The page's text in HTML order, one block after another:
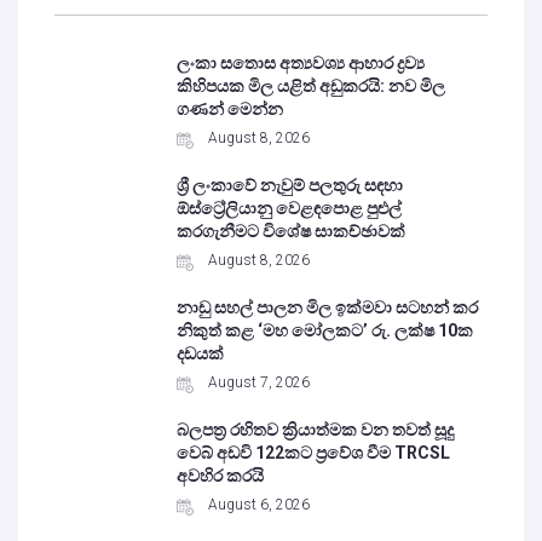
ලංකා සතොස අත්‍යවශ්‍ය ආහාර ද්‍රව්‍ය
කිහිපයක මිල යළිත් අඩුකරයි: නව මිල
ගණන් මෙන්න
August 8, 2026
ශ්‍රී ලංකාවේ නැවුම් පලතුරු සඳහා
ඕස්ට්‍රේලියානු වෙළඳපොළ පුළුල්
කරගැනීමට විශේෂ සාකච්ඡාවක්
August 8, 2026
නාඩු සහල් පාලන මිල ඉක්මවා සටහන් කර
නිකුත් කළ ‘මහ මෝලකට’ රු. ලක්ෂ 10ක
දඩයක්
August 7, 2026
බලපත්‍ර රහිතව ක්‍රියාත්මක වන තවත් සූදු
වෙබ් අඩවි 122කට ප්‍රවේශ වීම TRCSL
අවහිර කරයි
August 6, 2026